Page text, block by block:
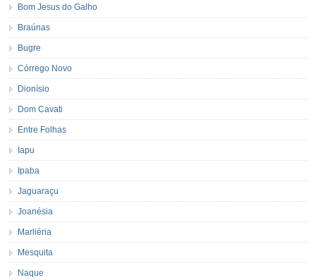
Bom Jesus do Galho
Braúnas
Bugre
Córrego Novo
Dionísio
Dom Cavati
Entre Folhas
Iapu
Ipaba
Jaguaraçu
Joanésia
Marliéria
Mesquita
Naque